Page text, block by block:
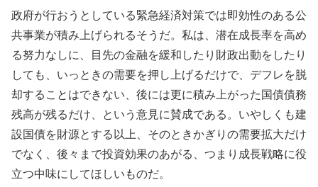
政府が行おうとしている緊急経済対策では即効性のある公
共事業が積み上げられるそうだ。私は、潜在成長率を高め
る努力なしに、目先の金融を緩和したり財政出動をしたり
しても、いっときの需要を押し上げるだけで、デフレを脱
却することはできない、後には更に積み上がった国債債務
残高が残るだけ、という意見に賛成である。いやしくも建
設国債を財源とする以上、そのときかぎりの需要拡大だけ
でなく、後々まで投資効果のあがる、つまり成長戦略に役
立つ中味にしてほしいものだ。